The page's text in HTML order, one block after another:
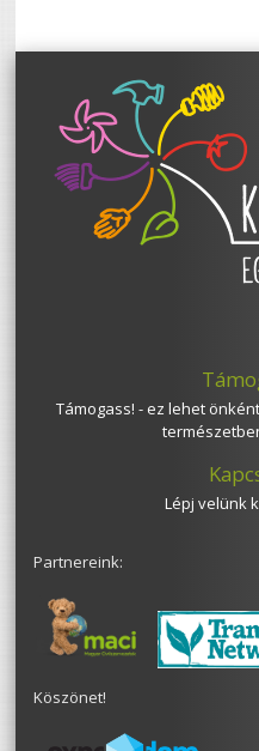
Támogass! - ez lehet
Lépj velünk
Partnereink:
Köszönet!